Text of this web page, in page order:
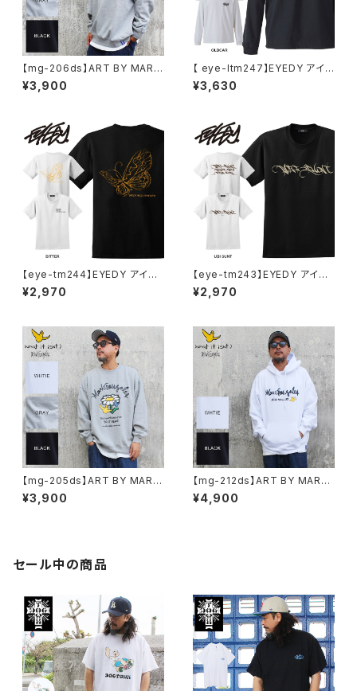
【mg-206ds】ART BY MARK
GONZALE ( What it isNt ワッ
トイットイズント) アートバイ マ
¥3,900
【 eye-ltm247】EYEDY アイデ
ィー 大きいサイズ メンズ ロング
Tシャツ GOD IS DEAD ロンT
HITE BLACK ホワイト ブラック
¥3,630
【eye-tm244】EYEDY アイデ
ィー BITTER ショートスリーブ
Tシャツ 大きいサイズ WHTIE
¥2,970
【eye-tm243】EYEDY アイデ
ィー UBITTER ショートスリー
ブTシャツ 大きいサイズ WHTI
¥2,970
【mg-205ds】ART BY MARK
GONZALE ( What it isNt ワッ
トイットイズント) アートバイ マ
¥3,900
【mg-212ds】ART BY MARK
GONZALE ( What it isNt ワッ
トイットイズント) アートバイ マ
¥4,900
セール中の商品